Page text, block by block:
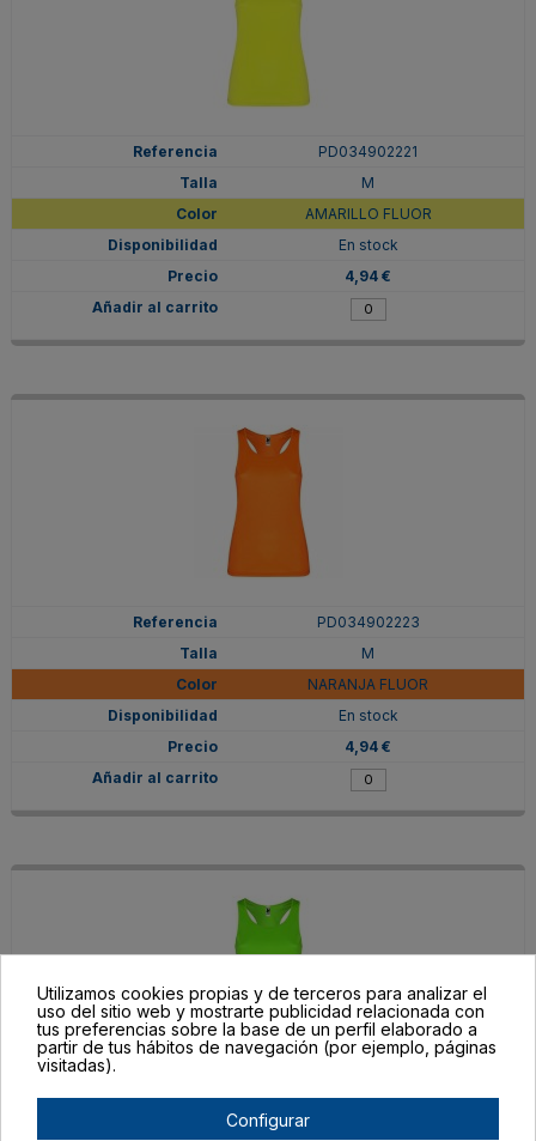
PD034902221
M
AMARILLO FLUOR
En stock
4,94 €
PD034902223
M
NARANJA FLUOR
En stock
4,94 €
Utilizamos cookies propias y de terceros para analizar el
uso del sitio web y mostrarte publicidad relacionada con
tus preferencias sobre la base de un perfil elaborado a
partir de tus hábitos de navegación (por ejemplo, páginas
visitadas).
Configurar